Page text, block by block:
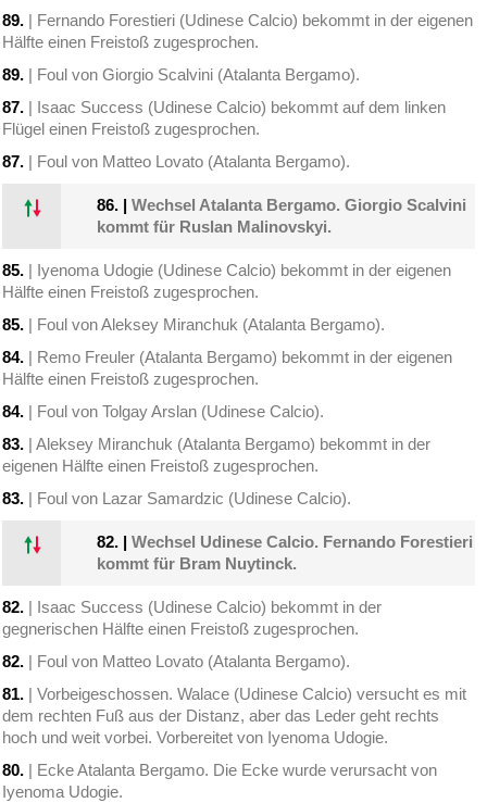
89. | Fernando Forestieri (Udinese Calcio) bekommt in der eigenen
Hälfte einen Freistoß zugesprochen.
89. | Foul von Giorgio Scalvini (Atalanta Bergamo).
87. | Isaac Success (Udinese Calcio) bekommt auf dem linken
Flügel einen Freistoß zugesprochen.
87. | Foul von Matteo Lovato (Atalanta Bergamo).
86. |Wechsel Atalanta Bergamo. Giorgio Scalvini
kommt für Ruslan Malinovskyi.
85. | Iyenoma Udogie (Udinese Calcio) bekommt in der eigenen
Hälfte einen Freistoß zugesprochen.
85. | Foul von Aleksey Miranchuk (Atalanta Bergamo).
84. | Remo Freuler (Atalanta Bergamo) bekommt in der eigenen
Hälfte einen Freistoß zugesprochen.
84. | Foul von Tolgay Arslan (Udinese Calcio).
83. | Aleksey Miranchuk (Atalanta Bergamo) bekommt in der
eigenen Hälfte einen Freistoß zugesprochen.
83. | Foul von Lazar Samardzic (Udinese Calcio).
82. |Wechsel Udinese Calcio. Fernando Forestieri
kommt für Bram Nuytinck.
82. | Isaac Success (Udinese Calcio) bekommt in der
gegnerischen Hälfte einen Freistoß zugesprochen.
82. | Foul von Matteo Lovato (Atalanta Bergamo).
81. | Vorbeigeschossen. Walace (Udinese Calcio) versucht es mit
dem rechten Fuß aus der Distanz, aber das Leder geht rechts
hoch und weit vorbei. Vorbereitet von Iyenoma Udogie.
80. | Ecke Atalanta Bergamo. Die Ecke wurde verursacht von
Iyenoma Udogie.